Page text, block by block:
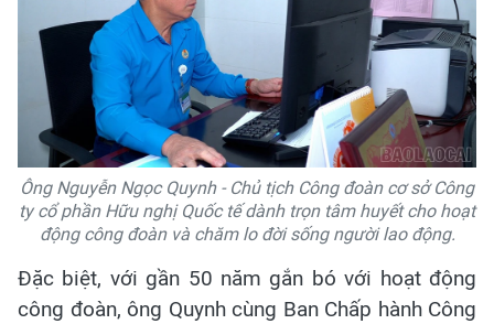
Ông Nguyễn Ngọc Quynh - Chủ tịch Công đoàn cơ sở Công
ty cổ phần Hữu nghị Quốc tế dành trọn tâm huyết cho hoạt
động công đoàn và chăm lo đời sống người lao động.
Đặc biệt, với gần 50 năm gắn bó với hoạt động
công đoàn, ông Quynh cùng Ban Chấp hành Công